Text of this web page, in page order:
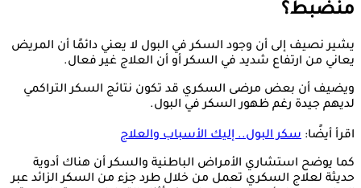
منضبط؟
يشير نصيف إلى أن وجود السكر في البول لا يعني دائمًا أن المريض
يعاني من ارتفاع شديد في السكر أو أن العلاج غير فعال.
ويضيف أن بعض مرضى السكري قد تكون نتائج السكر التراكمي
لديهم جيدة رغم ظهور السكر في البول.
اقرأ أيضًا: سكر البول.. إليك الأسباب والعلاج
كما يوضح استشاري الأمراض الباطنية والسكر أن هناك أدوية
حديثة لعلاج السكري تعمل من خلال طرد جزء من السكر الزائد عبر